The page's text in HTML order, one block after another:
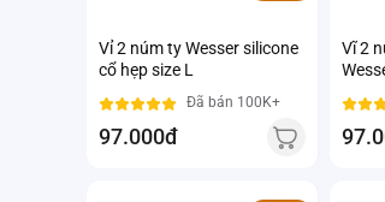
Vỉ 2 núm ty Wesser silicone
cổ hẹp size L
Đã bán 100K+
97.000đ
Vĩ 2